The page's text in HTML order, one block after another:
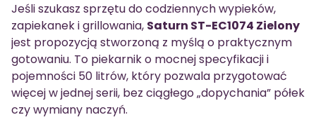
Jeśli szukasz sprzętu do codziennych wypieków,
zapiekanek i grillowania, Saturn ST-EC1074 Zielony
jest propozycją stworzoną z myślą o praktycznym
gotowaniu. To piekarnik o mocnej specyfikacji i
pojemności 50 litrów, który pozwala przygotować
więcej w jednej serii, bez ciągłego „dopychania” półek
czy wymiany naczyń.